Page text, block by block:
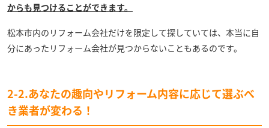
からも見つけることができます。
松本市内のリフォーム会社だけを限定して探していては、本当に自
分にあったリフォーム会社が見つからないこともあるのです。
2-2.あなたの趣向やリフォーム内容に応じて選ぶべ
き業者が変わる！